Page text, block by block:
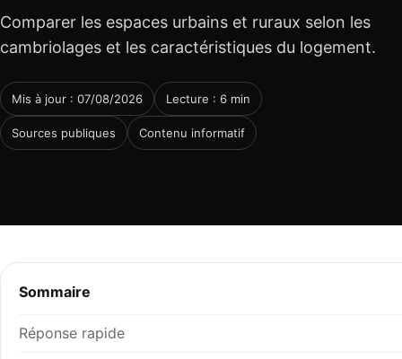
Comparer les espaces urbains et ruraux selon les
cambriolages et les caractéristiques du logement.
Mis à jour : 07/08/2026 Lecture : 6 min
Sources publiques Contenu informatif
Sommaire
Réponse rapide